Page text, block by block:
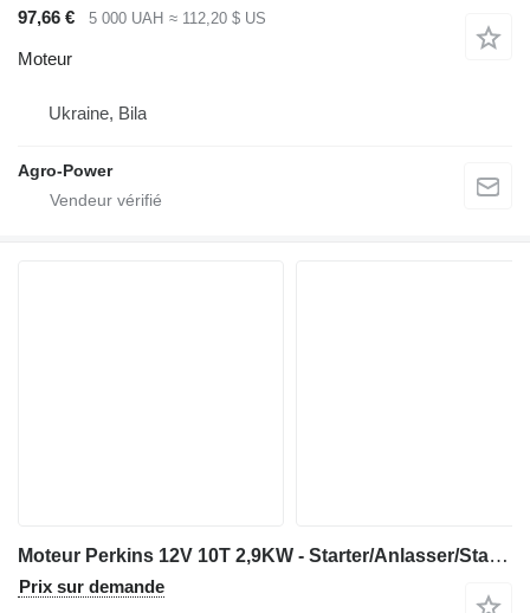
97,66 € 5 000 UAH ≈ 112,20 $ US
Moteur
Ukraine, Bila
Agro-Power
Moteur Perkins 12V 10T 2,9KW - Starter/Anlasser/Startmotor
Prix sur demande